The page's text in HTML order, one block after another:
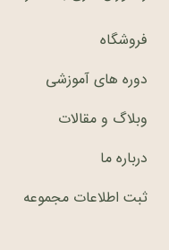
فروشگاه
دوره های آموزشی
وبلاگ و مقالات
درباره ما
ثبت اطلاعات مجموعه